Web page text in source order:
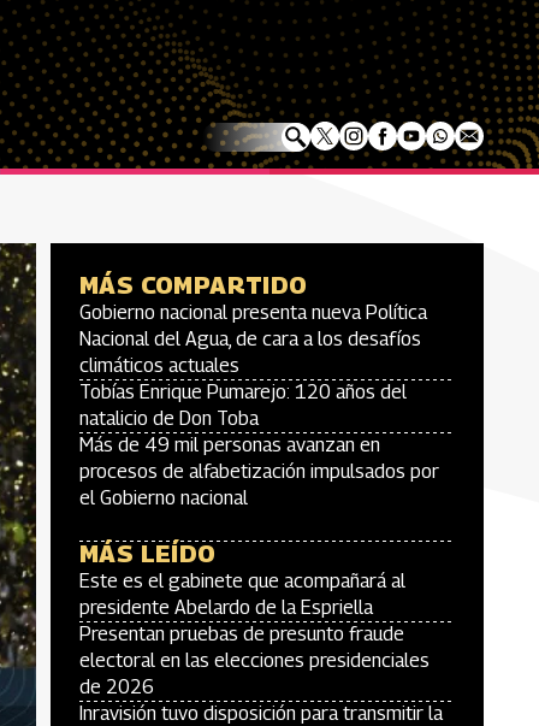
MÁS COMPARTIDO
Gobierno nacional presenta nueva Política
Nacional del Agua, de cara a los desafíos
climáticos actuales
Tobías Enrique Pumarejo: 120 años del
natalicio de Don Toba
Más de 49 mil personas avanzan en
procesos de alfabetización impulsados por
el Gobierno nacional
MÁS LEÍDO
Este es el gabinete que acompañará al
presidente Abelardo de la Espriella
Presentan pruebas de presunto fraude
electoral en las elecciones presidenciales
de 2026
Inravisión tuvo disposición para transmitir la